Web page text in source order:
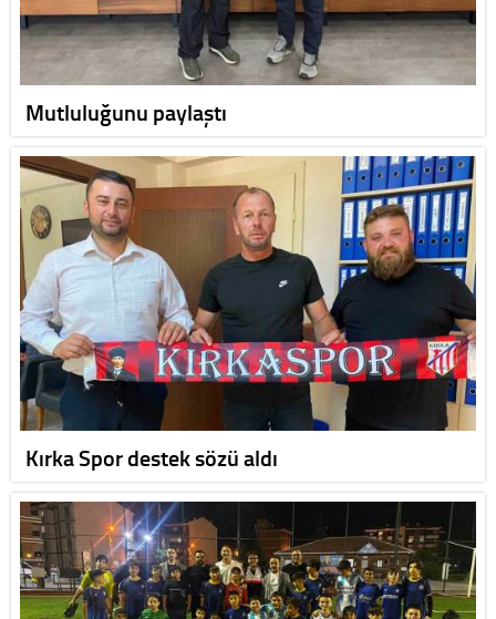
Mutluluğunu paylaştı
Kırka Spor destek sözü aldı